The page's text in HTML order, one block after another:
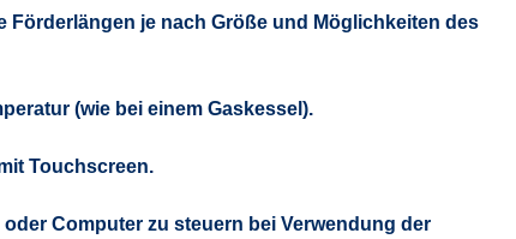
Förderlängen je nach Größe und Möglichkeiten des
(wie bei einem Gaskessel).
Touchscreen.
Computer zu steuern bei Verwendung der